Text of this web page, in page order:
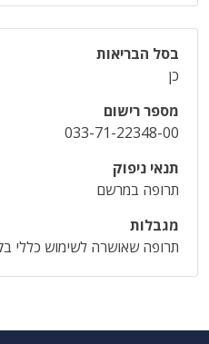
בסל הבריאות
כן
מספר רישום
033-71-22348-00
תנאי ניפוק
תרופה במרשם
מגבלות
תרופה שאושרה לשימוש כללי